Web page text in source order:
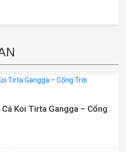
Koi Tirta Gangga – Cổng